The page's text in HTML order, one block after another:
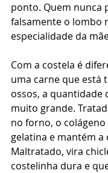
ponto. Quem nunca
falsamente o lombo
especialidade da
Com a costela é
uma carne que está
ossos, a quantidade
muito grande.
no forno, o
gelatina e mantém a
Maltratado, vira
costelinha dura e